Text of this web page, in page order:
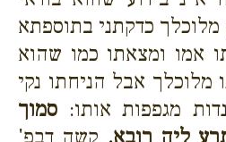
כדקתני בתוספתא
אמו ומצאתו כמו שהוא
אבל הניחתו נקי
מגפפות אותו: סמוך